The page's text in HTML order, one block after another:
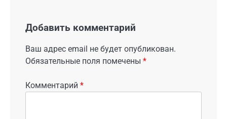
Добавить комментарий
Ваш адрес email не будет опубликован.
Обязательные поля помечены *
Комментарий *